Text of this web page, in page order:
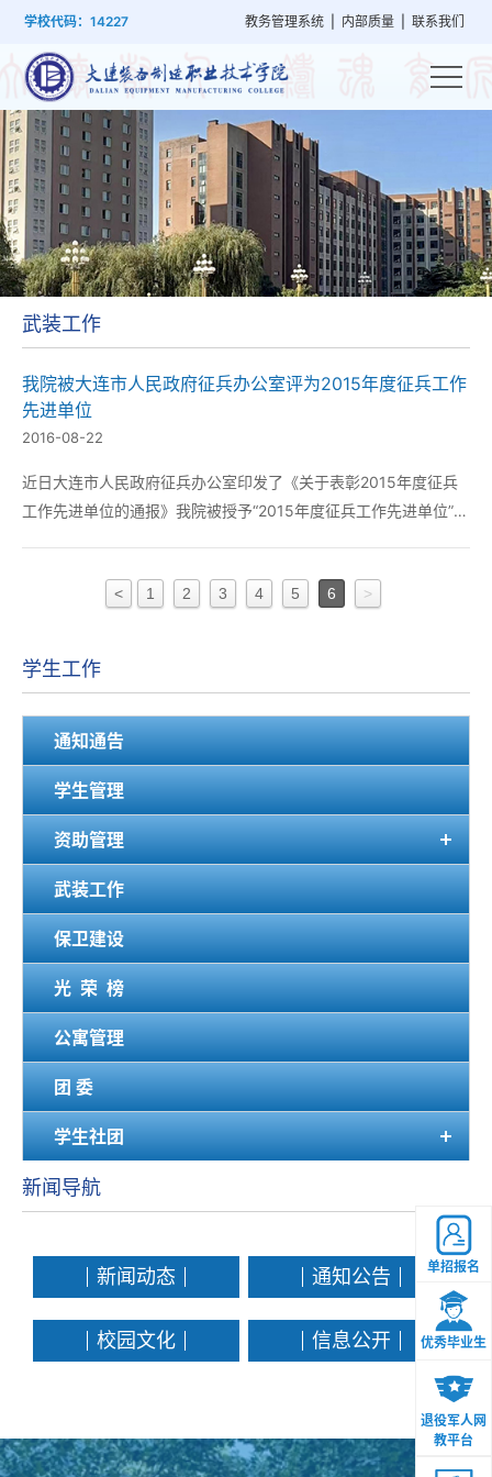
学校代码：14227 教务管理系统 内部质量 联系我们
概
况
建
设
管
理
设
置
工
作
就
业
培
训
武装工作
我院被大连市人民政府征兵办公室评为2015年度征兵工作
先进单位
2016-08-22
近日大连市人民政府征兵办公室印发了《关于表彰2015年度征兵
工作先进单位的通报》我院被授予“2015年度征兵工作先进单位”荣
小组征兵工作命令紧紧围绕目标要求统一部...
< 1 2 3 4 5 6 >
学生工作
通知通告
学生管理
资助管理
武装工作
保卫建设
光 荣 榜
公寓管理
团 委
学生社团
新闻导航
新闻动态 通知公告
校园文化 信息公开
单招报名
优秀毕业生
退役军人网
教平台